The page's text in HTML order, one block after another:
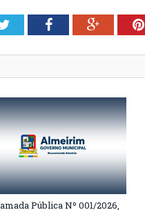
TwitterFacebookGoogle+
Pública Nº 001/2026,